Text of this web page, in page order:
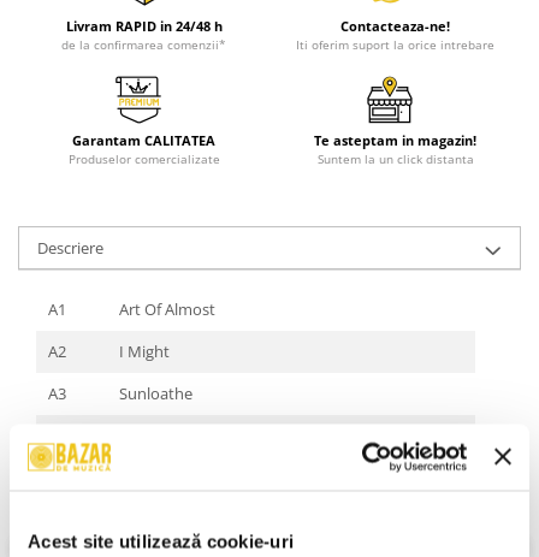
Acest site utilizează cookie-uri
Livram RAPID in 24/48 h
de la confirmarea comenzii*
Contacteaza-ne!
Iti oferim suport la orice intrebare
Garantam CALITATEA
Produselor comercializate
Te asteptam in magazin!
Suntem la un click distanta
Descriere
A1
Art Of Almost
A2
I Might
A3
Sunloathe
B1